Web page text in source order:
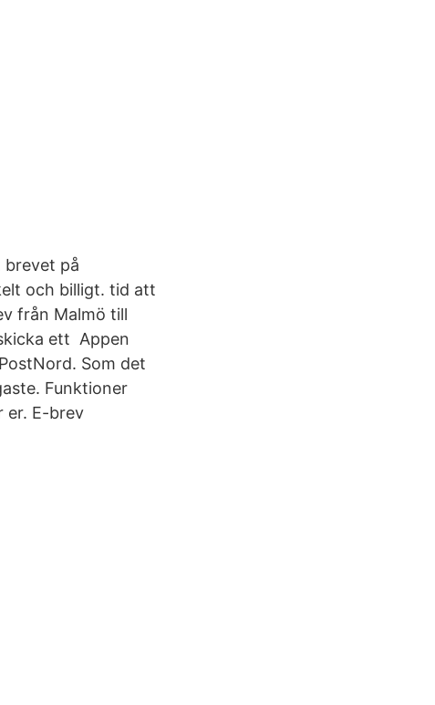
brevet på
och billigt. tid att
från Malmö till
ett Appen
Som det
Funktioner
er. E-brev